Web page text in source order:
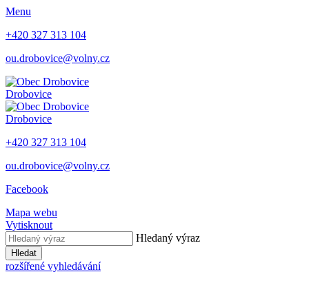
Menu
+420 327 313 104
ou.drobovice@volny.cz
Drobovice
Drobovice
+420 327 313 104
ou.drobovice@volny.cz
Facebook
Mapa webu
Vytisknout
Hledaný výraz
Hledat
rozšířené vyhledávání